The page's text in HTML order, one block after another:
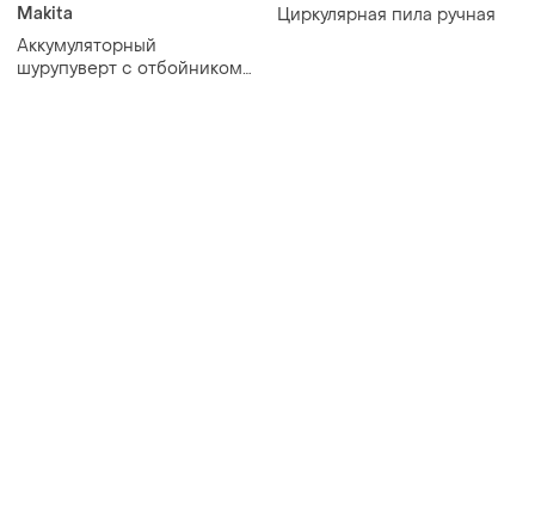
Makita
Аккумуляторный
шурупуверт с отбойником
Циркулярная пила ручная